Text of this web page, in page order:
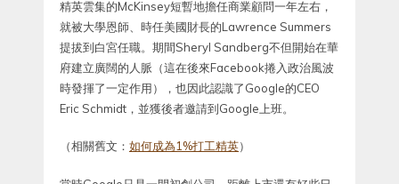
精英雲集的McKinsey短暫地擔任商業顧問一年左右，
就被大學恩師、時任美國財長的Lawrence Summers
提拔到白宮任職。期間Sheryl Sandberg不但開始在華
府建立廣闊的人脈（這在後來Facebook捲入政治風波
時發揮了一定作用），也因此認識了Google的CEO
Eric Schmidt，並獲後者邀請到Google上班。
（相關舊文： 如何成為1%打工精英）